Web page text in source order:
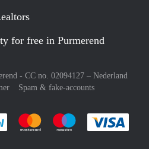
for free in Purmerend
- CC no. 02094127 – Nederland
Spam & fake-accounts
Pay easily with :payment method
Pay easily with :payment
Pay easily with